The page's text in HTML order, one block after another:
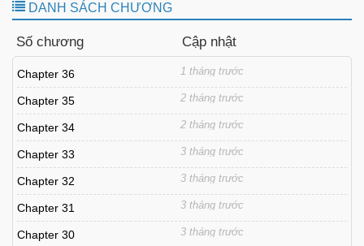
DANH SÁCH CHƯƠNG
Số chương Cập nhật
Chapter 36 1 tháng trước
Chapter 35 2 tháng trước
Chapter 34 2 tháng trước
Chapter 33 3 tháng trước
Chapter 32 3 tháng trước
Chapter 31 3 tháng trước
Chapter 30 3 tháng trước